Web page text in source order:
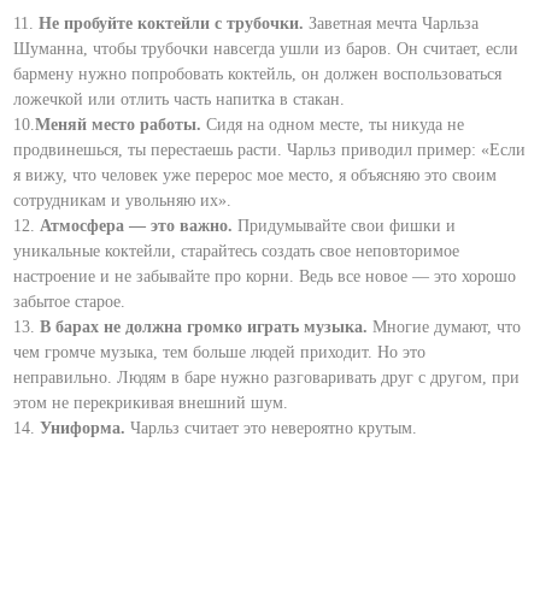
11.Не пробуйте коктейли с трубочки. Заветная мечта Чарльза
Шуманна, чтобы трубочки навсегда ушли из баров. Он считает, если
бармену нужно попробовать коктейль, он должен воспользоваться
ложечкой или отлить часть напитка в стакан.
10.Меняй место работы. Сидя на одном месте, ты никуда не
продвинешься, ты перестаешь расти. Чарльз приводил пример: «Если
я вижу, что человек уже перерос мое место, я объясняю это своим
сотрудникам и увольняю их».
12.Атмосфера — это важно. Придумывайте свои фишки и
уникальные коктейли, старайтесь создать свое неповторимое
настроение и не забывайте про корни. Ведь все новое — это хорошо
забытое старое.
13.В барах не должна громко играть музыка. Многие думают, что
чем громче музыка, тем больше людей приходит. Но это
неправильно. Людям в баре нужно разговаривать друг с другом, при
этом не перекрикивая внешний шум.
14.Униформа.Чарльз считает это невероятно крутым.